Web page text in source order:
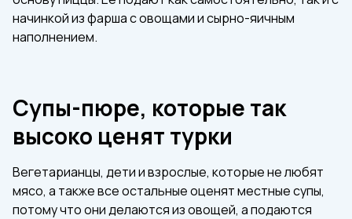
начинкой из фарша с овощами и сырно-яичным
наполнением.
Супы-пюре, которые так
высоко ценят турки
Вегетарианцы, дети и взрослые, которые не любят
мясо, а также все остальные оценят местные супы,
потому что они делаются из овощей, а подаются